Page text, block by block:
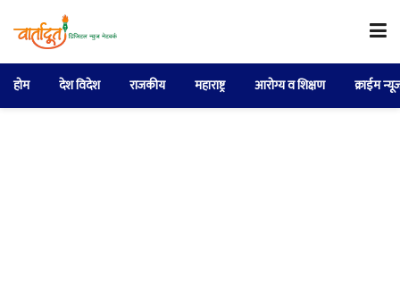
होम देश विदेश राजकीय महाराष्ट्र आरोग्य व शिक्षण क्राईम